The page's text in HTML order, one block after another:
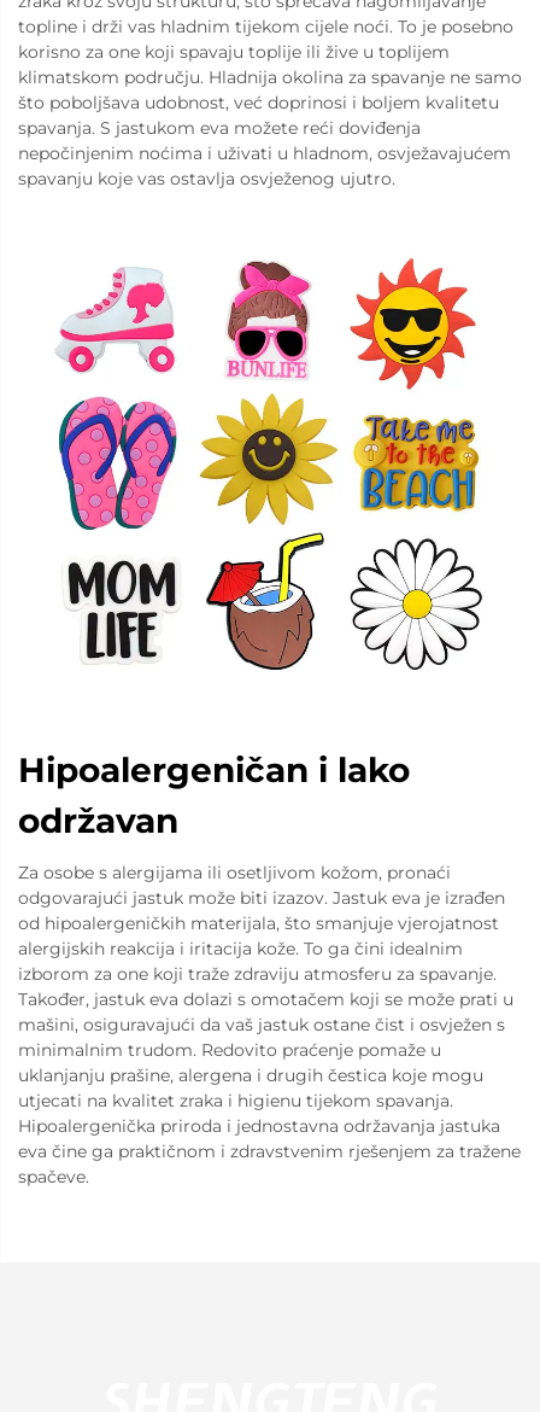
topline i drži vas hladnim tijekom cijele noći. To je posebno
korisno za one koji spavaju toplije ili žive u toplijem
klimatskom području. Hladnija okolina za spavanje ne samo
što poboljšava udobnost, već doprinosi i boljem kvalitetu
spavanja. S jastukom eva možete reći doviđenja
nepočinjenim noćima i uživati u hladnom, osvježavajućem
spavanju koje vas ostavlja osvježenog ujutro.
Hipoalergeničan i lako
održavan
Za osobe s alergijama ili osetljivom kožom, pronaći
odgovarajući jastuk može biti izazov. Jastuk eva je izrađen
od hipoalergeničkih materijala, što smanjuje vjerojatnost
alergijskih reakcija i iritacija kože. To ga čini idealnim
izborom za one koji traže zdraviјu atmosferu za spavanje.
Također, jastuk eva dolazi s omotačem koji se može prati u
mašini, osiguravajući da vaš jastuk ostane čist i osvježen s
minimalnim trudom. Redovito praćenje pomaže u
uklanjanju prašine, alergena i drugih čestica koje mogu
utjecati na kvalitet zraka i higienu tijekom spavanja.
Hipoalergenička priroda i jednostavna održavanja jastuka
eva čine ga praktičnom i zdravstvenim rješenjem za tražene
spačeve.